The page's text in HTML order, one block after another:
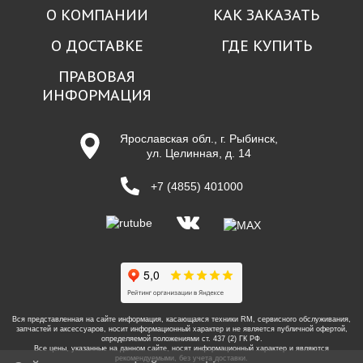
Вся представленная на сайте информация, касающаяся техники RM, сервисного обслуживания,
запчастей и аксессуаров, носит информационный характер и не является публичной офертой,
определяемой положениями ст. 437 (2) ГК РФ.
Все цены, указанные на данном сайте, носят информационный характер и являются
рекомендуемыми, без учета доставки.
О КОМПАНИИ
КАК ЗАКАЗАТЬ
О ДОСТАВКЕ
ГДЕ КУПИТЬ
ПРАВОВАЯ
ИНФОРМАЦИЯ
Ярославская обл., г. Рыбинск,
ул. Целинная, д. 14
+7 (4855) 401000